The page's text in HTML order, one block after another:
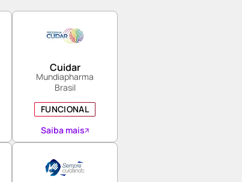
Cuidar
Mundiapharma
Brasil
FUNCIONAL
Saiba mais